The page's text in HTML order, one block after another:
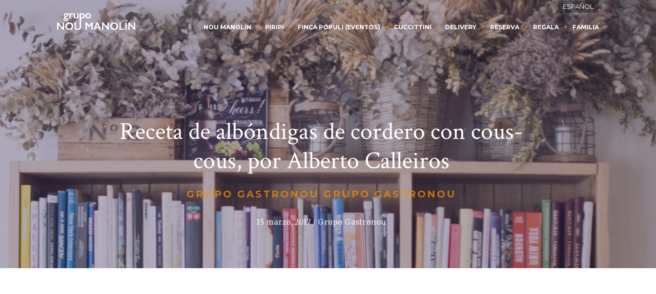
ESPAÑOL
NOU MANOLÍN PIRIPI FINCA PÓPULI (EVENTOS) CUCCITTINI DELIVERY RESERVA REGALA FAMILIA
Receta de albóndigas de cordero con cous-
cous, por Alberto Calleiros
GRUPO GASTRONOU GRUPO GASTRONOU
15 marzo, 2017 Grupo Gastronou